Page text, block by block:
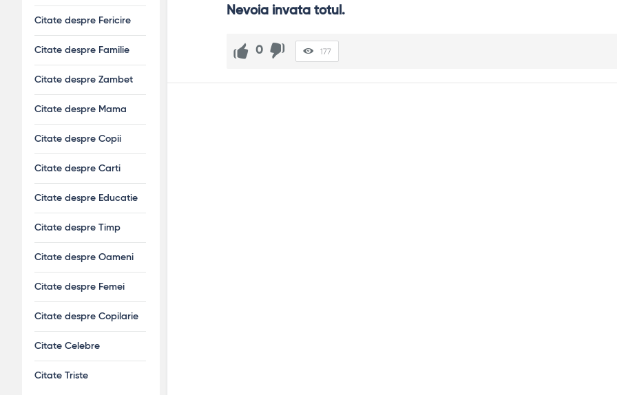
Nevoia invata totul.
0 177
Citate despre Fericire
Citate despre Familie
Citate despre Zambet
Citate despre Mama
Citate despre Copii
Citate despre Carti
Citate despre Educatie
Citate despre Timp
Citate despre Oameni
Citate despre Femei
Citate despre Copilarie
Citate Celebre
Citate Triste